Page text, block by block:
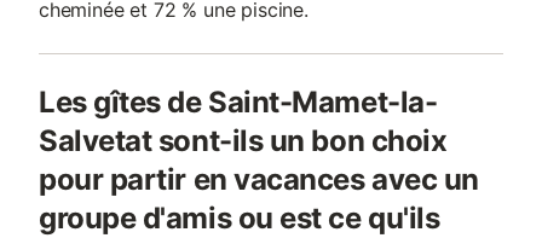
cheminée et 72 % une piscine.
Les gîtes de Saint-Mamet-la-
Salvetat sont-ils un bon choix
pour partir en vacances avec un
groupe d'amis ou est ce qu'ils